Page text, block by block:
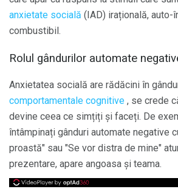
anxietate socială (IAD) irațională, auto-
combustibil.
Rolul gândurilor automate
Anxietatea socială are rădăcini în
comportamentale cognitive , se crede
devine ceea ce simțiți și faceți. De
întâmpinați gânduri automate negative
proastă" sau "Se vor distra de mine"
prezentare, apare angoasa și teama.